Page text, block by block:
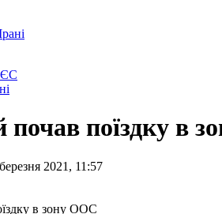
ЄС
почав поїздку в
2021, 11:57